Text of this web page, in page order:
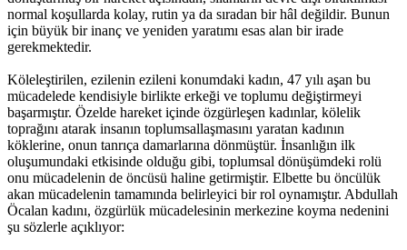
normal koşullarda kolay, rutin ya da sıradan bir hâl değildir. Bunun
için büyük bir inanç ve yeniden yaratımı esas alan bir irade
gerekmektedir.
Köleleştirilen, ezilenin ezileni konumdaki kadın, 47 yılı aşan bu
mücadelede kendisiyle birlikte erkeği ve toplumu değiştirmeyi
başarmıştır. Özelde hareket içinde özgürleşen kadınlar, kölelik
toprağını atarak insanın toplumsallaşmasını yaratan kadının
köklerine, onun tanrıça damarlarına dönmüştür. İnsanlığın ilk
oluşumundaki etkisinde olduğu gibi, toplumsal dönüşümdeki rolü
onu mücadelenin de öncüsü haline getirmiştir. Elbette bu öncülük
akan mücadelenin tamamında belirleyici bir rol oynamıştır. Abdullah
Öcalan kadını, özgürlük mücadelesinin merkezine koyma nedenini
şu sözlerle açıklıyor: